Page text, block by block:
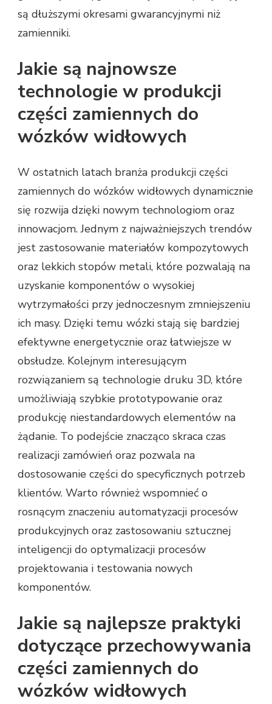
są dłuższymi okresami gwarancyjnymi niż
zamienniki.
Jakie są najnowsze
technologie w produkcji
części zamiennych do
wózków widłowych
W ostatnich latach branża produkcji części
zamiennych do wózków widłowych dynamicznie
się rozwija dzięki nowym technologiom oraz
innowacjom. Jednym z najważniejszych trendów
jest zastosowanie materiałów kompozytowych
oraz lekkich stopów metali, które pozwalają na
uzyskanie komponentów o wysokiej
wytrzymałości przy jednoczesnym zmniejszeniu
ich masy. Dzięki temu wózki stają się bardziej
efektywne energetycznie oraz łatwiejsze w
obsłudze. Kolejnym interesującym
rozwiązaniem są technologie druku 3D, które
umożliwiają szybkie prototypowanie oraz
produkcję niestandardowych elementów na
żądanie. To podejście znacząco skraca czas
realizacji zamówień oraz pozwala na
dostosowanie części do specyficznych potrzeb
klientów. Warto również wspomnieć o
rosnącym znaczeniu automatyzacji procesów
produkcyjnych oraz zastosowaniu sztucznej
inteligencji do optymalizacji procesów
projektowania i testowania nowych
komponentów.
Jakie są najlepsze praktyki
dotyczące przechowywania
części zamiennych do
wózków widłowych